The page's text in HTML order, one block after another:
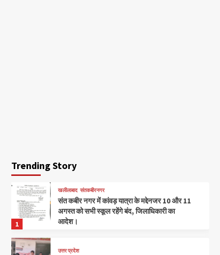
Trending Story
1
खलीलाबाद संतकबीरनगर
संत कबीर नगर में कांवड़ यात्रा के मद्देनजर 10 और 11
अगस्त को सभी स्कूल रहेंगे बंद, जिलाधिकारी का
आदेश।
उत्तर प्रदेश